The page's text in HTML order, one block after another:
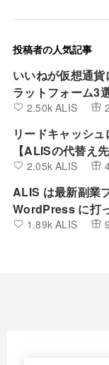
投稿者の人気記事
いいねが仮想通
ラットフォーム3
2.50k ALIS
リードキャッシ
【ALISの代替え先
2.05k ALIS
ALIS は最新副業
WordPress に打
とBlogの融合した
1.89k ALIS